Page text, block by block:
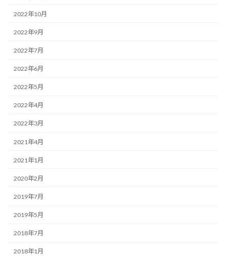
2022年10月
2022年9月
2022年7月
2022年6月
2022年5月
2022年4月
2022年3月
2021年4月
2021年1月
2020年2月
2019年7月
2019年5月
2018年7月
2018年1月